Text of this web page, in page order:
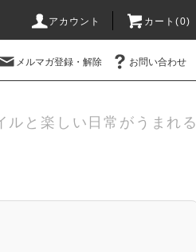
アカウント カート(0)
メルマガ登録・解除 お問い合わせ
ルと楽しい日常がうまれる